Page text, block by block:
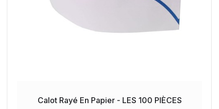
Calot Rayé En Papier - LES 100 PIÈCES